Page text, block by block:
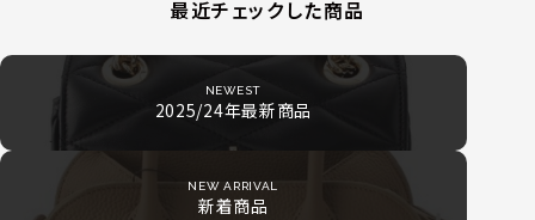
最近チェックした商品
NEWEST
2025/24年最新商品
NEW ARRIVAL
新着商品